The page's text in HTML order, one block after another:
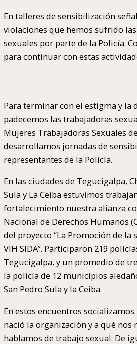
En talleres de sensibilización
violaciones que hemos sufrido
sexuales por parte de la Policía.
para continuar con estas
Para terminar con el estigma y la
padecemos las trabajadoras
Mujeres Trabajadoras Sexuales
desarrollamos jornadas de
representantes de la Policía.
En las ciudades de Tegucigalpa,
Sula y La Ceiba estuvimos
fortalecimiento nuestra alianza
Nacional de Derechos Humanos
del proyecto “La Promoción de la
VIH SIDA”. Participaron 219
Tegucigalpa, y un promedio de
la policía de 12 municipios
San Pedro Sula y la Ceiba.
En estos encuentros
nació la organización y a qué nos
hablamos de trabajo sexual. De